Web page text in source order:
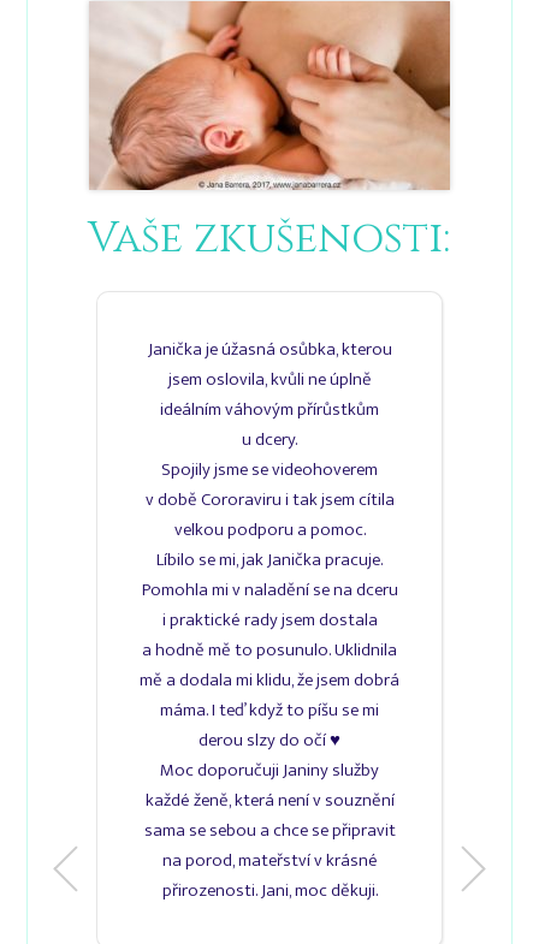
Vaše zkušenosti:
Janička je úžasná osůbka, kterou
jsem oslovila, kvůli ne úplně
ideálním váhovým přírůstkům
u dcery.
Spojily jsme se videohoverem
v době Cororaviru i tak jsem cítila
velkou podporu a pomoc.
Líbilo se mi, jak Janička pracuje.
Pomohla mi v naladění se na dceru
i praktické rady jsem dostala
a hodně mě to posunulo. Uklidnila
mě a dodala mi klidu, že jsem dobrá
máma. I teď když to píšu se mi
derou slzy do očí ♥️
Moc doporučuji Janiny služby
každé ženě, která není v souznění
sama se sebou a chce se připravit
na porod, mateřství v krásné
přirozenosti. Jani, moc děkuji.
Pavla
Štěpánka
maminka malého Edy